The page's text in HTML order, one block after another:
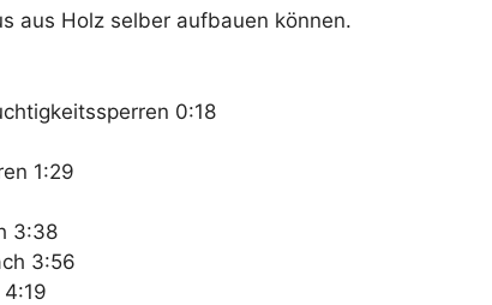
aus Holz selber aufbauen können.
0:18
1:29
3:38
3:56